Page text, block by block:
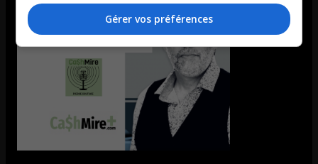
Gérer vos préférences